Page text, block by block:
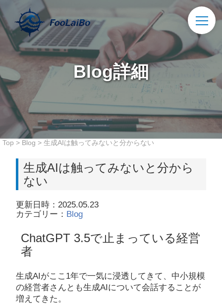
Top > Blog > 生成AIは触ってみないと分からない
Blog詳細
生成AIは触ってみないと分から
ない
更新日時：2025.05.23
カテゴリー： Blog
ChatGPT 3.5で止まっている経営
者
生成AIがここ1年で一気に浸透してきて、中小規模
の経営者さんとも生成AIについて会話することが
増えてきた。